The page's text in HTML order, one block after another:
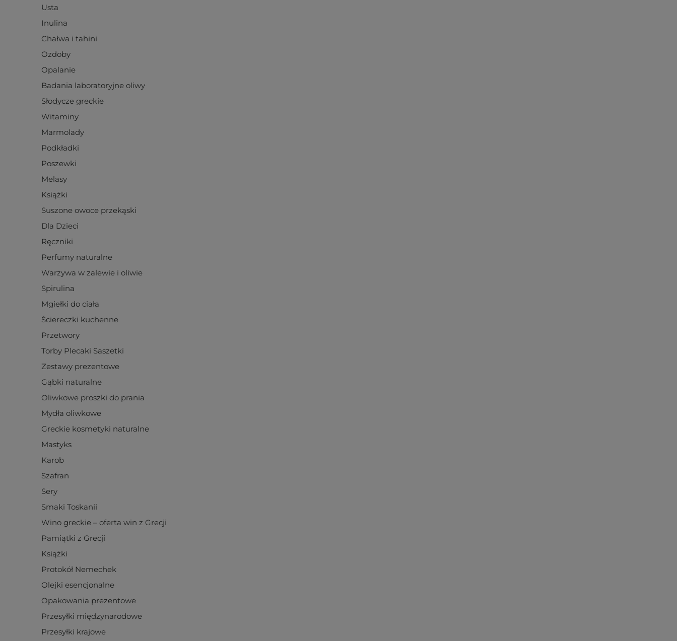
Usta
Inulina
Chałwa i tahini
Ozdoby
Opalanie
Badania laboratoryjne oliwy
Słodycze greckie
Witaminy
Marmolady
Podkładki
Poszewki
Melasy
Książki
Suszone owoce przekąski
Dla Dzieci
Ręczniki
Perfumy naturalne
Warzywa w zalewie i oliwie
Spirulina
Mgiełki do ciała
Ściereczki kuchenne
Przetwory
Torby Plecaki Saszetki
Zestawy prezentowe
Gąbki naturalne
Oliwkowe proszki do prania
Mydła oliwkowe
Greckie kosmetyki naturalne
Mastyks
Karob
Szafran
Sery
Smaki Toskanii
Wino greckie – oferta win z Grecji
Pamiątki z Grecji
Książki
Protokół Nemechek
Olejki esencjonalne
Opakowania prezentowe
Przesyłki międzynarodowe
Przesyłki krajowe